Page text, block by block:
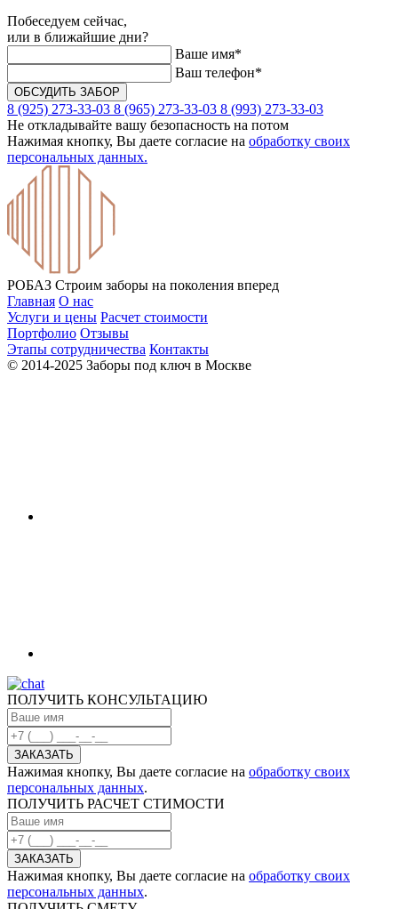
Побеседуем сейчас,
или в ближайшие дни?
Ваше имя*
Ваш телефон*
8 (925) 273-33-03 8 (965) 273-33-03 8 (993) 273-33-03
Не откладывайте вашу безопасность на потом
Нажимая кнопку, Вы даете согласие на обработку своих
персональных данных.
РОБАЗ Строим заборы на поколения вперед
Главная О нас
Услуги и цены Расчет стоимости
Портфолио Отзывы
Этапы сотрудничества Контакты
© 2014-2025 Заборы под ключ в Москве
ПОЛУЧИТЬ КОНСУЛЬТАЦИЮ
Нажимая кнопку, Вы даете согласие на обработку своих
персональных данных.
ПОЛУЧИТЬ РАСЧЕТ СТИМОСТИ
Нажимая кнопку, Вы даете согласие на обработку своих
персональных данных.